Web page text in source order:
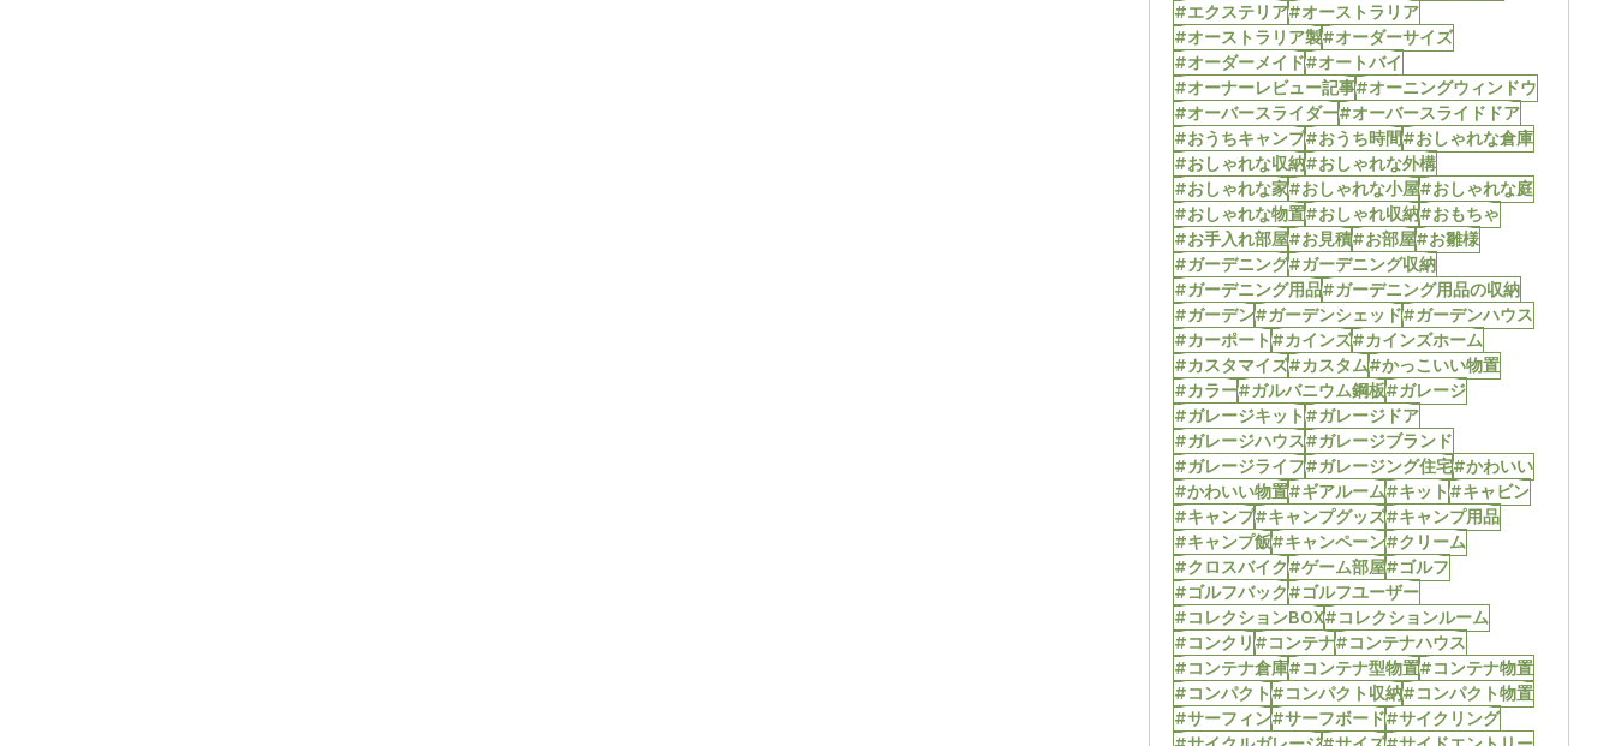
#エクステリア#オーストラリア
#オーストラリア製#オーダーサイズ
#オーダーメイド#オートバイ
#オーナーレビュー記事#オーニングウィンドウ
#オーバースライダー#オーバースライドドア
#おうちキャンプ#おうち時間#おしゃれな倉庫
#おしゃれな収納#おしゃれな外構
#おしゃれな家#おしゃれな小屋#おしゃれな庭
#おしゃれな物置#おしゃれ収納#おもちゃ
#お手入れ部屋#お見積#お部屋#お雛様
#ガーデニング#ガーデニング収納
#ガーデニング用品#ガーデニング用品の収納
#ガーデン#ガーデンシェッド#ガーデンハウス
#カーポート#カインズ#カインズホーム
#カスタマイズ#カスタム#かっこいい物置
#カラー#ガルバニウム鋼板#ガレージ
#ガレージキット#ガレージドア
#ガレージハウス#ガレージブランド
#ガレージライフ#ガレージング住宅#かわいい
#かわいい物置#ギアルーム#キット#キャビン
#キャンプ#キャンプグッズ#キャンプ用品
#キャンプ飯#キャンペーン#クリーム
#クロスバイク#ゲーム部屋#ゴルフ
#ゴルフバック#ゴルフユーザー
#コレクションBOX#コレクションルーム
#コンクリ#コンテナ#コンテナハウス
#コンテナ倉庫#コンテナ型物置#コンテナ物置
#コンパクト#コンパクト収納#コンパクト物置
#サーフィン#サーフボード#サイクリング